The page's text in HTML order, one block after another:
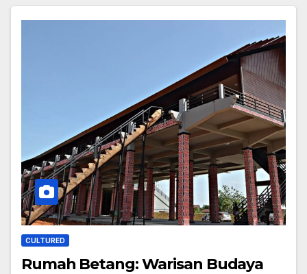
CULTURED
Rumah Betang: Warisan Budaya